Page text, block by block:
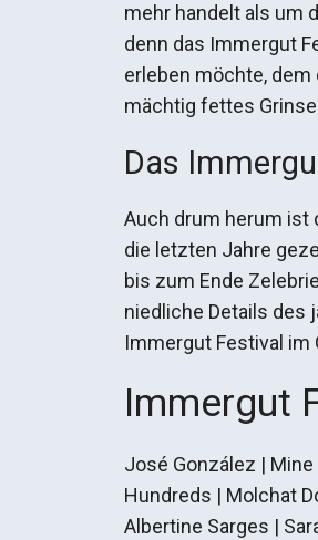
mehr handelt als um
denn das Immergut
erleben möchte,
mächtig fettes
Das
Auch drum herum ist
die letzten Jahre
bis zum Ende
niedliche Details des
Immergut Festival
Immergut
José González | Mine
Hundreds | Molchat
Albertine Sarges |